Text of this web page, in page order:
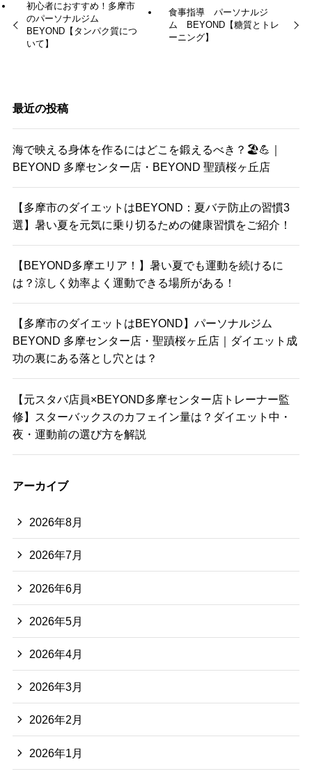
初心者におすすめ！多摩市
のパーソナルジム
BEYOND【タンパク質につ
いて】
食事指導 パーソナルジ
ム BEYOND【糖質とトレ
ーニング】
最近の投稿
海で映える身体を作るにはどこを鍛えるべき？🏖️💪｜
BEYOND 多摩センター店・BEYOND 聖蹟桜ヶ丘店
【多摩市のダイエットはBEYOND：夏バテ防止の習慣3
選】暑い夏を元気に乗り切るための健康習慣をご紹介！
【BEYOND多摩エリア！】暑い夏でも運動を続けるに
は？涼しく効率よく運動できる場所がある！
【多摩市のダイエットはBEYOND】パーソナルジム
BEYOND 多摩センター店・聖蹟桜ヶ丘店｜ダイエット成
功の裏にある落とし穴とは？
【元スタバ店員×BEYOND多摩センター店トレーナー監
修】スターバックスのカフェイン量は？ダイエット中・
夜・運動前の選び方を解説
アーカイブ
2026年8月
2026年7月
2026年6月
2026年5月
2026年4月
2026年3月
2026年2月
2026年1月